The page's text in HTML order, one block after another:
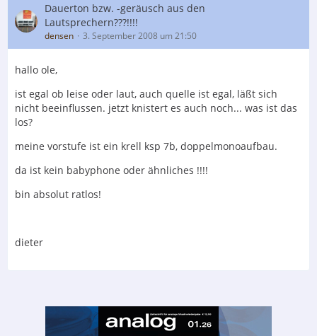
Dauerton bzw. -geräusch aus den
Lautsprechern???!!!!
densen 3. September 2008 um 21:50
hallo ole,
ist egal ob leise oder laut, auch quelle ist egal, läßt sich
nicht beeinflussen. jetzt knistert es auch noch... was ist das
los?
meine vorstufe ist ein krell ksp 7b, doppelmonoaufbau.
da ist kein babyphone oder ähnliches !!!!
bin absolut ratlos!
dieter